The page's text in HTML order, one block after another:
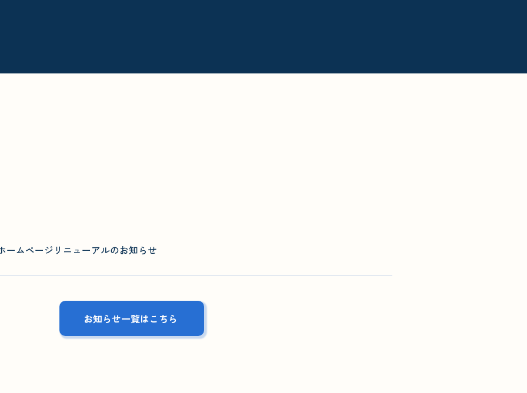
ームページリニューアルのお知らせ
お知らせ一覧はこちら